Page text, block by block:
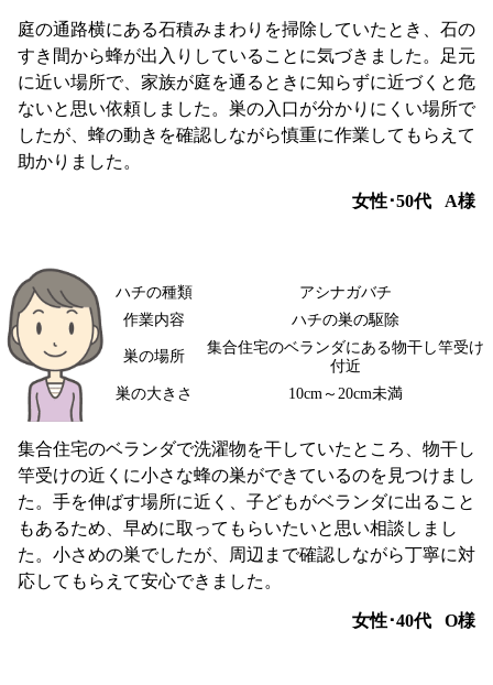
庭の通路横にある石積みまわりを掃除していたとき、石の
すき間から蜂が出入りしていることに気づきました。足元
に近い場所で、家族が庭を通るときに知らずに近づくと危
ないと思い依頼しました。巣の入口が分かりにくい場所で
したが、蜂の動きを確認しながら慎重に作業してもらえて
助かりました。
女性･50代 A様
集合住宅のベランダで洗濯物を干していたところ、物干し
竿受けの近くに小さな蜂の巣ができているのを見つけまし
た。手を伸ばす場所に近く、子どもがベランダに出ること
もあるため、早めに取ってもらいたいと思い相談しまし
た。小さめの巣でしたが、周辺まで確認しながら丁寧に対
応してもらえて安心できました。
女性･40代 O様
ハチの種類
アシナガバチ
作業内容
ハチの巣の駆除
巣の場所
集合住宅のベランダにある物干し竿受け
付近
巣の大きさ
10cm～20cm未満